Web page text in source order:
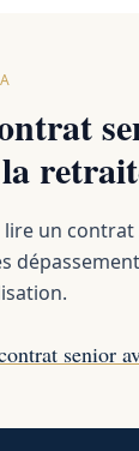
lire un
senior